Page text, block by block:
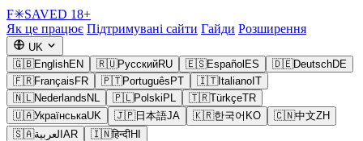
F✳SAVED 18+
Як це працює Підтримувані сайти Гайди Розширення
UK
🇬🇧EnglishEN 🇷🇺РусскийRU 🇪🇸Español ES 🇩🇪DeutschDE
🇫🇷Français FR 🇵🇹Português PT 🇮🇹Italiano IT
🇳🇱Nederlands NL 🇵🇱Polski PL 🇹🇷TürkçeTR
🇺🇦УкраїнськаUK 🇯🇵日本語JA 🇰🇷한국어 KO 🇨🇳中文ZH
🇸🇦العربية AR 🇮🇳हिन्दीHI